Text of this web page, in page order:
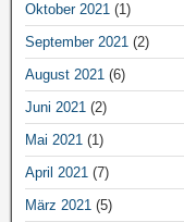
Oktober 2021 (1)
September 2021 (2)
August 2021 (6)
Juni 2021 (2)
Mai 2021 (1)
April 2021 (7)
März 2021 (5)